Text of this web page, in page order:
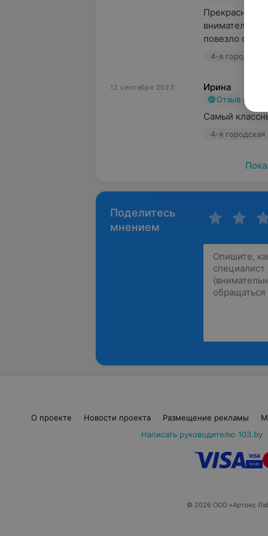
Прекрасный
внимательно
повезло с
4-я
12 сентября 2023 Ирина
Отзыв
Самый
4-я
Поделитесь
мнением
О проекте Новости проекта Размещение рекламы
Написать руководителю 103.by
© 2026 ООО «Артокс